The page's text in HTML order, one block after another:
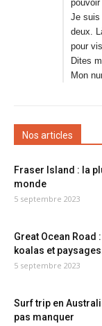
Je suis
deux.
pour
Dites
Mon
Nos articles
Fraser Island : la
monde
5 septembre 2023
Great Ocean Road
koalas et
5 septembre 2023
Surf trip en
pas manquer